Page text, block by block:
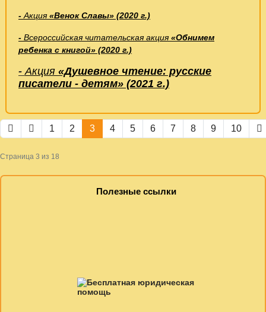
- Акция«Венок Славы» (2020 г.)
- Всероссийская читательская акция«Обнимем
ребенка с книгой» (2020 г.)
- Акция «Душевное чтение: русские
писатели - детям» (2021 г.)
1 2 3 4 5 6 7 8 9 10
Страница 3 из 18
Полезные ссылки